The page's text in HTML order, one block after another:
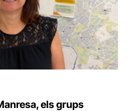
els grups